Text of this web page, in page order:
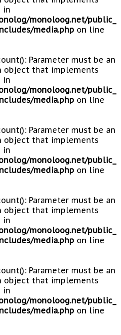
in
monoloog.net/public_
media.php on line
Parameter must be an
object that implements
in
monoloog.net/public_
media.php on line
Parameter must be an
object that implements
in
monoloog.net/public_
media.php on line
Parameter must be an
object that implements
in
monoloog.net/public_
media.php on line
Parameter must be an
object that implements
in
monoloog.net/public_
media.php on line